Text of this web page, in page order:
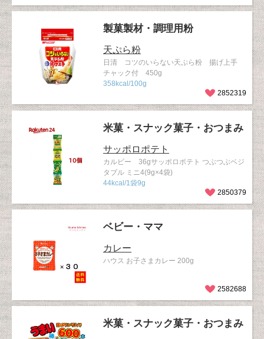
製菓製材・調理用粉
天ぷら粉
日清 コツのいらない天ぷら粉 揚げ上手
チャック付 450g
358kcal/100g
2852319
米菓・スナック菓子・おつまみ
サッポロポテト
カルビー 36gサッポロポテト つぶつぶベジ
タブル ミニ4(9g×4袋)
44kcal/1袋9g
2850379
ベビー・ママ
カレー
ハウス お子さまカレー 200g
2582688
米菓・スナック菓子・おつまみ